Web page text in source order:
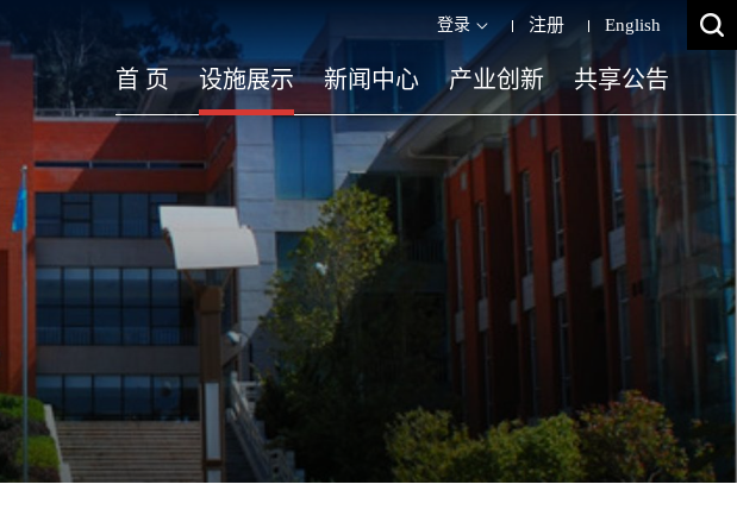
登录 注册 English
首 页 设施展示 新闻中心 产业创新 共享公告